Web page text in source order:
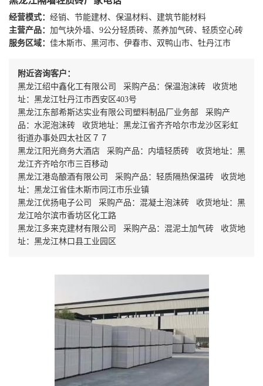
经营模式： 经销、节能建材、保温材料、建筑节能材料
主营产品： 加气块外墙、9公分轻质砖、蒸养加气砖、轻质空心砖
服务区域： 佳木斯市、黑河市、伊春市、双鸭山市、牡丹江市
附近咨询客户：
黑龙江绍中鑫化工有限公司 采购产品：保温泡沫砖 收货地
址：黑龙江牡丹江市西安区403号
黑龙江东部希斯达实业有限公司塑料制品厂业务部 采购产
品：水泥泡沫砖 收货地址：黑龙江省齐齐哈尔市龙沙区彩虹
街道办事处四太社区７７
黑龙江阳光商务大酒店 采购产品：内墙轻质砖 收货地址：黑
龙江齐齐哈尔市三百移动
黑龙江港岛酿酒有限公司 采购产品：轻质隔热保温砖 收货地
址：黑龙江省佳木斯市同江市乐业镇
黑龙江优扬电子公司 采购产品：混凝土泡沫砖 收货地址：黑
龙江哈尔滨市香坊区化工路
黑龙江多来克建材有限公司 采购产品：混泥土加气砖 收货地
址：黑龙江林口县工业园区